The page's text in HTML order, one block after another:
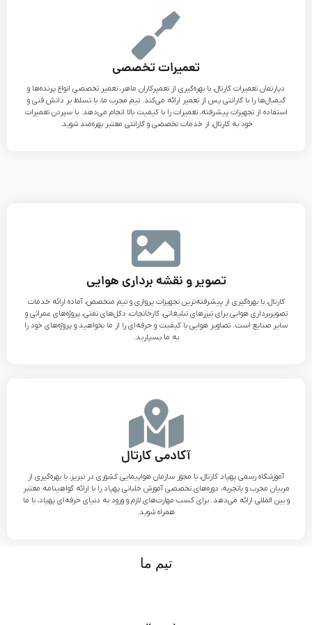
تعمیرات تخصصی
دپارتمان تعمیرات کارتال، با بهره‌گیری از تعمیرکاران ماهر، تعمیر تخصصی انواع پرنده‌ها و
گیمبال‌ها را با گارانتی پس از تعمیر ارائه می‌کند. تیم مجرب ما، با تسلط بر دانش فنی و
استفاده از تجهیزات پیشرفته، تعمیرات را با کیفیت بالا انجام می‌دهد. با سپردن تعمیرات
خود به کارتال، از خدمات تخصصی و گارانتی معتبر بهره‌مند شوید.
تصویر و نقشه برداری هوایی
کارتال، با بهره‌گیری از پیشرفته‌ترین تجهیزات پروازی و تیم متخصص، آماده ارائه خدمات
تصویربرداری هوایی برای تیزرهای تبلیغاتی، کارخانجات، دکل‌های نفتی، پروژه‌های عمرانی و
سایر صنایع است. تصاویر هوایی با کیفیت و حرفه‌ای را از ما بخواهید و پروژه‌های خود را
به ما بسپارید.
آکادمی کارتال
آموزشگاه رسمی پهپاد کارتال، با مجوز سازمان هواپیمایی کشوری در تبریز، با بهره‌گیری از
مربیان مجرب و باتجربه، دوره‌های تخصصی آموزش خلبانی پهپاد را با ارائه گواهینامه معتبر
و بین المللی ارائه می‌دهد. برای کسب مهارت‌های لازم و ورود به دنیای حرفه‌ای پهپاد، با ما
همراه شوید.
تیم ما